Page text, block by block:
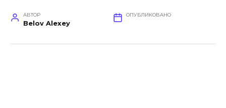
АВТОР
Belov Alexey
ОПУБЛИКОВАНО